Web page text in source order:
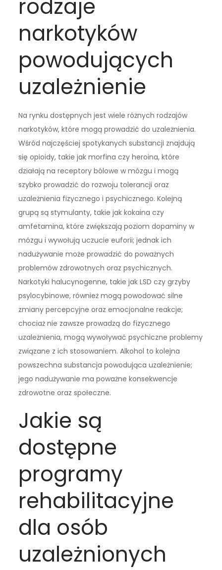
rodzaje
narkotyków
powodujących
uzależnienie
Na rynku dostępnych jest wiele różnych rodzajów
narkotyków, które mogą prowadzić do uzależnienia.
Wśród najczęściej spotykanych substancji znajdują
się opioidy, takie jak morfina czy heroina, które
działają na receptory bólowe w mózgu i mogą
szybko prowadzić do rozwoju tolerancji oraz
uzależnienia fizycznego i psychicznego. Kolejną
grupą są stymulanty, takie jak kokaina czy
amfetamina, które zwiększają poziom dopaminy w
mózgu i wywołują uczucie euforii; jednak ich
nadużywanie może prowadzić do poważnych
problemów zdrowotnych oraz psychicznych.
Narkotyki halucynogenne, takie jak LSD czy grzyby
psylocybinowe, również mogą powodować silne
zmiany percepcyjne oraz emocjonalne reakcje;
chociaż nie zawsze prowadzą do fizycznego
uzależnienia, mogą wywoływać psychiczne problemy
związane z ich stosowaniem. Alkohol to kolejna
powszechna substancja powodująca uzależnienie;
jego nadużywanie ma poważne konsekwencje
zdrowotne oraz społeczne.
Jakie są
dostępne
programy
rehabilitacyjne
dla osób
uzależnionych